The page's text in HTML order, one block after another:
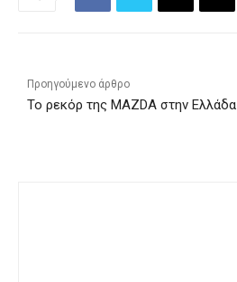
Προηγούμενο άρθρο
To ρεκόρ της MAZDA στην Ελλάδα